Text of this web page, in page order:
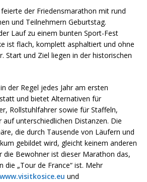
der Friedensmarathon mit rund
und Teilnehmern Geburtstag.
Lauf zu einem bunten Sport-Fest
ist flach, komplett asphaltiert und ohne
Start und Ziel liegen in der historischen
der Regel jedes Jahr am ersten
und bietet Alternativen für
Rollstuhlfahrer sowie für Staffeln,
auf unterschiedlichen Distanzen. Die
die durch Tausende von Läufern und
gebildet wird, gleicht keinem anderen
die Bewohner ist dieser Marathon das,
die „Tour de France“ ist. Mehr
www.visitkosice.eu und